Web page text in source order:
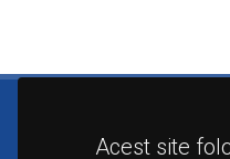
Acest site